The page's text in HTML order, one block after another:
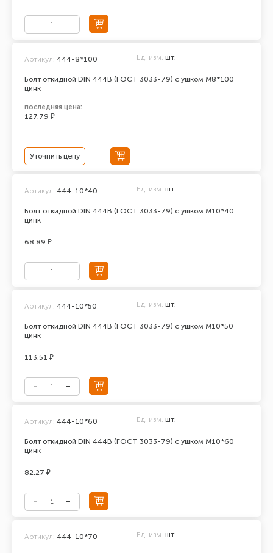
Болт откидной DIN 444В (ГОСТ 3033-79) с ушком М8*100
цинк
Артикул: 444-8*100 Ед. изм. шт.
последняя цена:
127.79 ₽
Уточнить цену
Болт откидной DIN 444В (ГОСТ 3033-79) с ушком М10*40
цинк
Артикул: 444-10*40 Ед. изм. шт.
68.89 ₽
Болт откидной DIN 444В (ГОСТ 3033-79) с ушком М10*50
цинк
Артикул: 444-10*50 Ед. изм. шт.
113.51 ₽
Болт откидной DIN 444В (ГОСТ 3033-79) с ушком М10*60
цинк
Артикул: 444-10*60 Ед. изм. шт.
82.27 ₽
Артикул: 444-10*70 Ед. изм. шт.